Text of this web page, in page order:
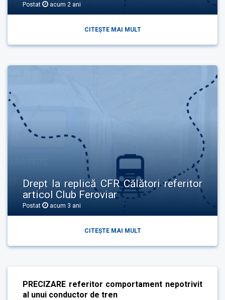
Postat acum 2 ani
CITEȘTE MAI MULT
Drept la replică CFR Călători referitor
articol Club Feroviar
Postat acum 3 ani
CITEȘTE MAI MULT
PRECIZARE referitor comportament nepotrivit
al unui conductor de tren